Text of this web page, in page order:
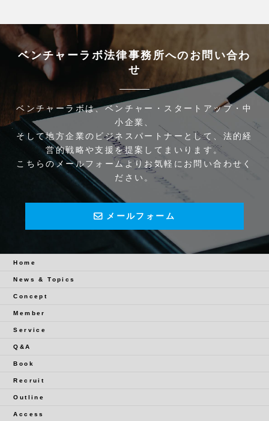
ベンチャーラボ法律事務所へのお問い合わ
せ
ベンチャーラボは、ベンチャー・スタートアップ・中
小企業、
そして地方企業のビジネスパートナーとして、法的経
営的戦略や支援を提案してまいります。
こちらのメールフォームよりお気軽にお問い合わせく
ださい。
メールフォーム
Home
News & Topics
Concept
Member
Service
Q&A
Book
Recruit
Outline
Access